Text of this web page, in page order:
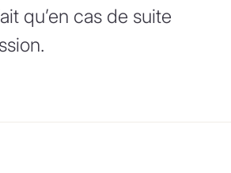
qu’en cas de suite